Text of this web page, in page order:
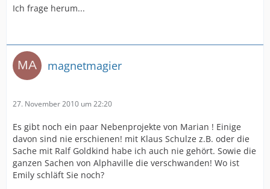
Ich frage herum...
magnetmagier
27. November 2010 um 22:20
Es gibt noch ein paar Nebenprojekte von Marian ! Einige
davon sind nie erschienen! mit Klaus Schulze z.B. oder die
Sache mit Ralf Goldkind habe ich auch nie gehört. Sowie die
ganzen Sachen von Alphaville die verschwanden! Wo ist
Emily schläft Sie noch?